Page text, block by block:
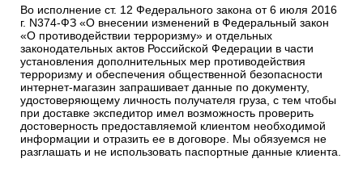
Во исполнение ст. 12 Федерального закона от 6 июля 2016
г. N374-ФЗ «О внесении изменений в Федеральный закон
«О противодействии терроризму» и отдельных
законодательных актов Российской Федерации в части
установления дополнительных мер противодействия
терроризму и обеспечения общественной безопасности
интернет-магазин запрашивает данные по документу,
удостоверяющему личность получателя груза, с тем чтобы
при доставке экспедитор имел возможность проверить
достоверность предоставляемой клиентом необходимой
информации и отразить ее в договоре. Мы обязуемся не
разглашать и не использовать паспортные данные клиента.